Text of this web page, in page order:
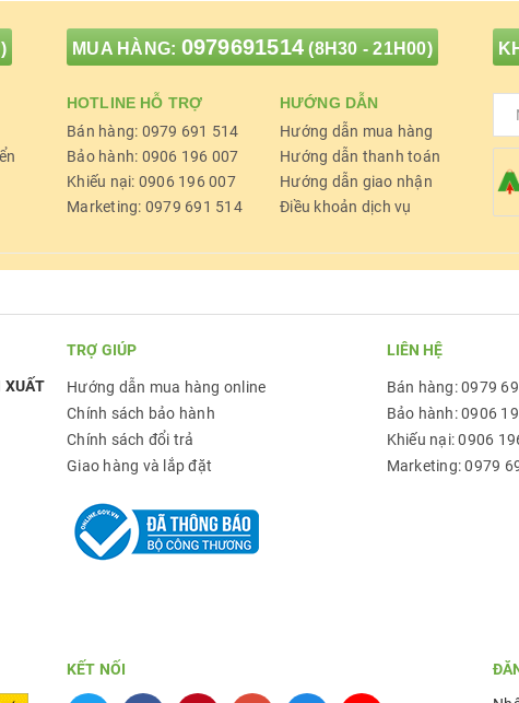
MUA HÀNG: 0979691514 (8H30 - 21H00)
HOTLINE HỖ TRỢ
Bán hàng: 0979 691 514
Bảo hành: 0906 196 007
Khiếu nại: 0906 196 007
Marketing: 0979 691 514
HƯỚNG DẪN
Hướng dẫn mua hàng
Hướng dẫn thanh toán
Hướng dẫn giao nhận
Điều khoản dịch vụ
XUẤT
TRỢ GIÚP
Hướng dẫn mua hàng online
Chính sách bảo hành
Chính sách đổi trả
Giao hàng và lắp đặt
LIÊN HỆ
Bán hàng: 0979
Bảo hành: 0906
Khiếu nại: 0906
Marketing: 0979
KẾT NỐI